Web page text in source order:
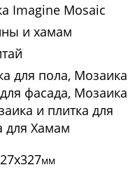
Imagine Mosaic
и хамам
для пола, Мозаика
фасада, Мозаика
и плитка для
бассейна, Мозаика для Хамам
мм